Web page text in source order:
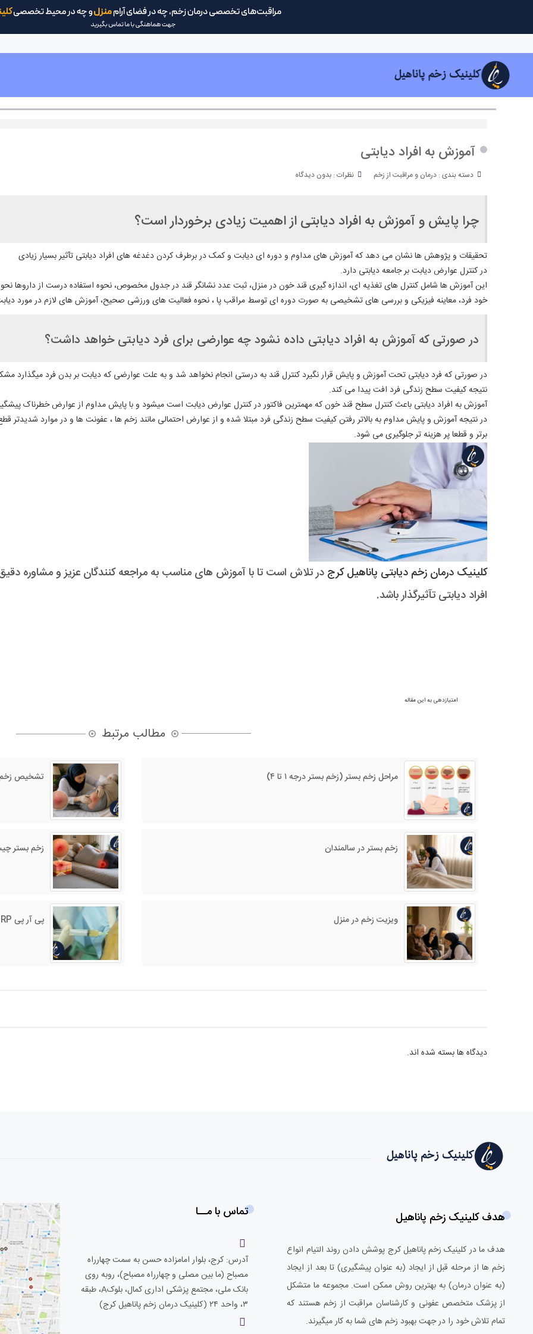
آموزش به افراد دیابتی
دسته بندی : درمان و مراقبت از زخم نظرات : بدون دیدگاه
چرا پایش و آموزش به افراد دیابتی از اهمیت زیادی برخوردار است؟
تحقیقات و پژوهش ها نشان می دهد که آموزش های مداوم و دوره ای دیابت و کمک در برطرف کردن دغدغه های افراد دیابتی تآثیر بسیار زیادی
در کنترل عوارض دیابت بر جامعه دیابتی دارد.
این آموزش ها شامل کنترل های تغذیه ای، اندازه گیری قند خون در منزل، ثبت عدد نشانگر قند در جدول مخصوص، نحوه استفاده درست از داروها
خود فرد، معاینه فیزیکی و بررسی های تشخیصی به صورت دوره ای توسط مراقب پا ، نحوه فعالیت های ورزشی صحیح، آموزش های لازم در مورد
در صورتی که آموزش به افراد دیابتی داده نشود چه عوارضی برای فرد دیابتی خواهد داشت؟
در صورتی که فرد دیابتی تحت آموزش و پایش قرار نگیرد کنترل قند به درستی انجام نخواهد شد و به علت عوارضی که دیابت بر بدن فرد میگذارد
نتیجه کیفیت سطح زندگی فرد افت پیدا می کند.
آموزش به افراد دیابتی باعث کنترل سطح قند خون که مهمترین فاکتور در کنترل عوارض دیابت است میشود و با پایش مداوم از عوارض خطرناک
در نتیجه آموزش و پایش مداوم به بالاتر رفتن کیفیت سطح زندگی فرد مبتلا شده و از عوارض احتمالی مانند زخم ها ، عفونت ها و در موارد
برتر و قطعا پر هزینه تر جلوگیری می شود.
کلینیک درمان زخم دیابتی پاناهیل کرج در تلاش است تا با آموزش های مناسب به مراجعه کنندگان عزیز و مشاوره
افراد دیابتی تآثیرگذار باشد.
امتیازدهی به این مقاله
مطالب مرتبط
مراحل زخم بستر (زخم بستر درجه ۱ تا ۴) تشخیص
زخم بستر در سالمندان زخم بستر
ویزیت زخم در منزل پی آر پی PRP در درمان زخم
دیدگاه ها بسته شده اند.
هدف کلینیک زخم پاناهیل
هدف ما در کلینیک زخم پاناهیل کرج پوشش دادن روند التیام انواع
زخم ها از مرحله قبل از ایجاد (به عنوان پیشگیری) تا بعد از ایجاد
(به عنوان درمان) به بهترین روش ممکن است. مجموعه ما متشکل
از پزشک متخصص عفونی و کارشناسان مراقبت از زخم هستند که
تمام تلاش خود را در جهت بهبود زخم های شما به کار میگیرند.
تماس با مــا
آدرس: کرج، بلوار امامزاده حسن به سمت چهارراه
مصباح (ما بین مصلی و چهارراه مصباح)، روبه روی
بانک ملی، مجتمع پزشکی اداری کمال، بلوکA، طبقه
۳، واحد ۲۴ (کلینیک درمان زخم پاناهیل کرج)